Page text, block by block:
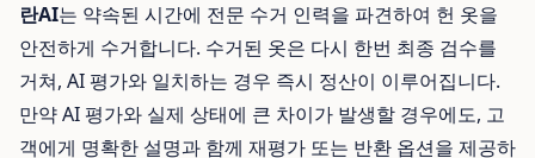
란AI는 약속된 시간에 전문 수거 인력을 파견하여 헌 옷을
안전하게 수거합니다. 수거된 옷은 다시 한번 최종 검수를
거쳐, AI 평가와 일치하는 경우 즉시 정산이 이루어집니다.
만약 AI 평가와 실제 상태에 큰 차이가 발생할 경우에도, 고
객에게 명확한 설명과 함께 재평가 또는 반환 옵션을 제공하